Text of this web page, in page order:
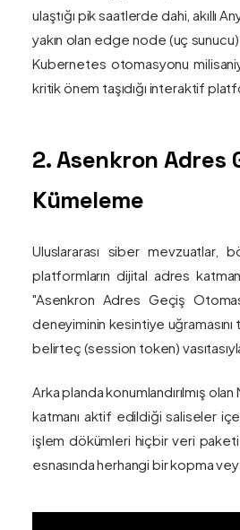
ulaştığı pik saatlerde dahi, akıllı
yakın olan edge node (uç
Kubernetes otomasyonu
kritik önem taşıdığı interaktif
2. Asenkron Adres
Kümeleme
Uluslararası siber mevzuatlar,
platformların dijital adres
"Asenkron Adres Geçiş
deneyiminin kesintiye
belirteç (session token)
Arka planda konumlandırılmış
katmanı aktif edildiği saliseler
işlem dökümleri hiçbir veri paketi
esnasında herhangi bir kopma